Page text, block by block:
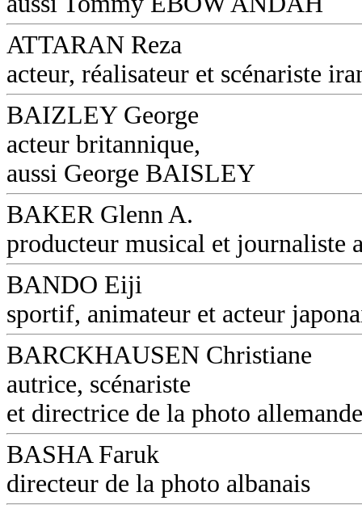
ATTARAN Reza
acteur, réalisateur et scénariste
BAIZLEY George
acteur britannique,
aussi George BAISLEY
BAKER Glenn A.
producteur musical et journaliste
BANDO Eiji
sportif, animateur et acteur
BARCKHAUSEN Christiane
autrice, scénariste
et directrice de la photo allemande
BASHA Faruk
directeur de la photo albanais